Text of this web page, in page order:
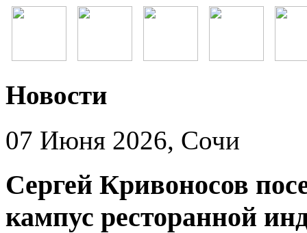
Новости
07 Июня 2026, Сочи
Сергей Кривоносов
кампус ресторанной